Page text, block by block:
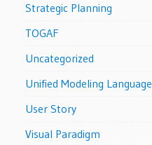
Strategic Planning
TOGAF
Uncategorized
Unified Modeling Language
User Story
Visual Paradigm